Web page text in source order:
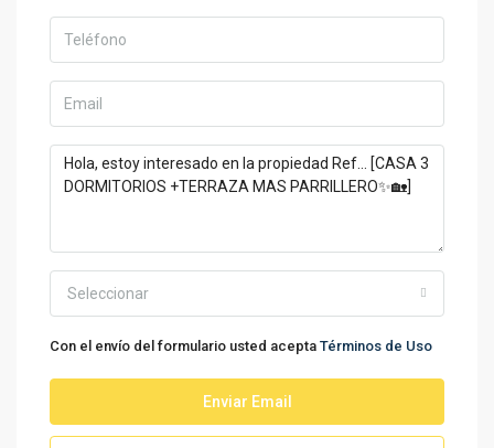
Seleccionar
Con el envío del formulario usted acepta Términos de Uso
Enviar Email